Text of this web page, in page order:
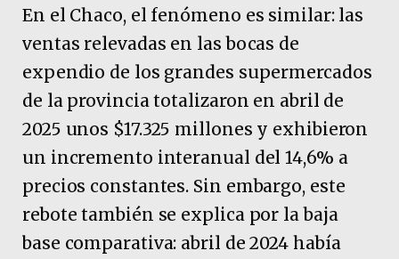
En el Chaco, el fenómeno es similar: las
ventas relevadas en las bocas de
expendio de los grandes supermercados
de la provincia totalizaron en abril de
2025 unos $17.325 millones y exhibieron
un incremento interanual del 14,6% a
precios constantes. Sin embargo, este
rebote también se explica por la baja
base comparativa: abril de 2024 había